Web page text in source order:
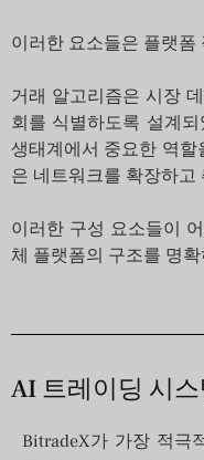
이러한 요소들은 플랫폼
거래 알고리즘은 시장
회를 식별하도록 설계
생태계에서 중요한 역
은 네트워크를 확장하고
이러한 구성 요소들이
체 플랫폼의 구조를 명
AI 트레이딩 시
BitradeX가 가장 적극